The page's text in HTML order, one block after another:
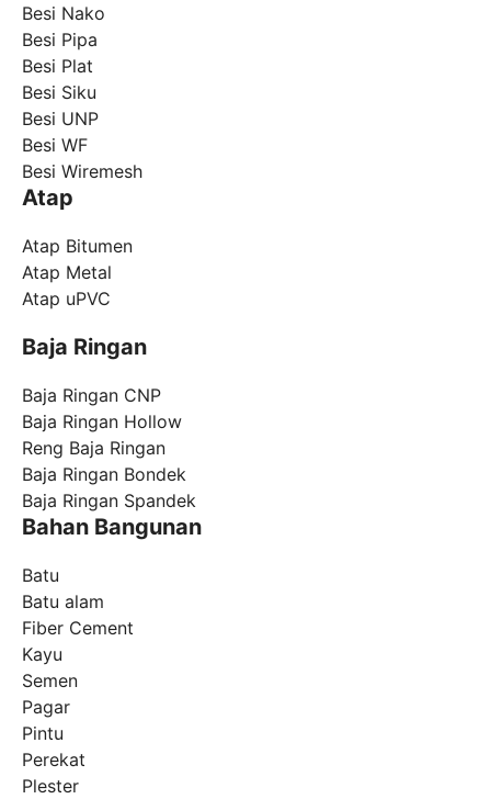
Besi Nako
Besi Pipa
Besi Plat
Besi Siku
Besi UNP
Besi WF
Besi Wiremesh
Atap
Atap Bitumen
Atap Metal
Atap uPVC
Baja Ringan
Baja Ringan CNP
Baja Ringan Hollow
Reng Baja Ringan
Baja Ringan Bondek
Baja Ringan Spandek
Bahan Bangunan
Batu
Batu alam
Fiber Cement
Kayu
Semen
Pagar
Pintu
Perekat
Plester